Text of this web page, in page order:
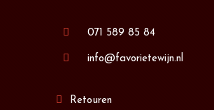
071 589 85 84
info@favorietewijn.nl
Retouren